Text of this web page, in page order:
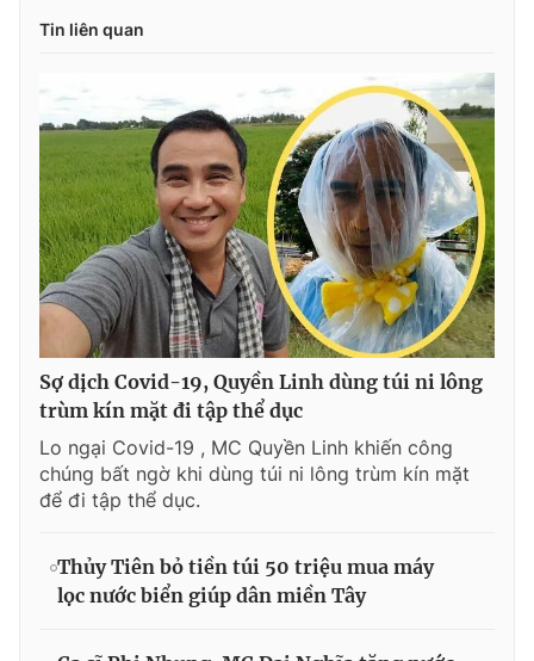
Tin liên quan
Sợ dịch Covid-19, Quyền Linh dùng túi ni lông
trùm kín mặt đi tập thể dục
Lo ngại Covid-19 , MC Quyền Linh khiến công
chúng bất ngờ khi dùng túi ni lông trùm kín mặt
để đi tập thể dục.
Thủy Tiên bỏ tiền túi 50 triệu mua máy
lọc nước biển giúp dân miền Tây